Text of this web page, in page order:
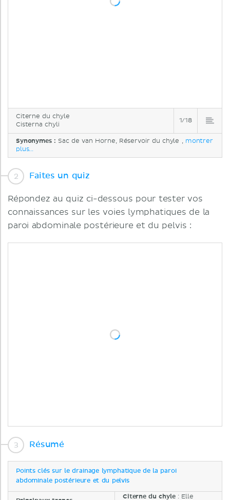
Citerne du chyle
Cisterna chyli
1/18
Synonymes :Sac de van Horne, Réservoir du chyle , montrer
plus...
Faites un quiz
Répondez au quiz ci-dessous pour tester vos
connaissances sur les voies lymphatiques de la
paroi abdominale postérieure et du pelvis :
Résumé
Points clés sur le drainage lymphatique de la paroi
abdominale postérieure et du pelvis
Citerne du chyle : Elle